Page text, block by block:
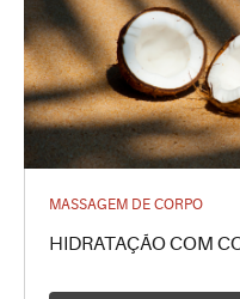
MASSAGEM DE CORPO
HIDRATAÇÃO COM